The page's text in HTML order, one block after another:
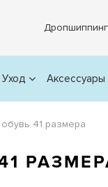
Дропшиппинг
Уход Аксессуары
41 размера